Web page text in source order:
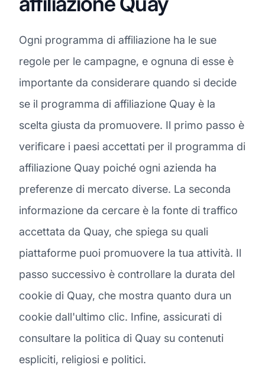
Ogni programma di affiliazione ha le sue
regole per le campagne, e ognuna di esse è
importante da considerare quando si decide
se il programma di affiliazione Quay è la
scelta giusta da promuovere. Il primo passo è
verificare i paesi accettati per il programma di
affiliazione Quay poiché ogni azienda ha
preferenze di mercato diverse. La seconda
informazione da cercare è la fonte di traffico
accettata da Quay, che spiega su quali
piattaforme puoi promuovere la tua attività. Il
passo successivo è controllare la durata del
cookie di Quay, che mostra quanto dura un
cookie dall'ultimo clic. Infine, assicurati di
consultare la politica di Quay su contenuti
espliciti, religiosi e politici.